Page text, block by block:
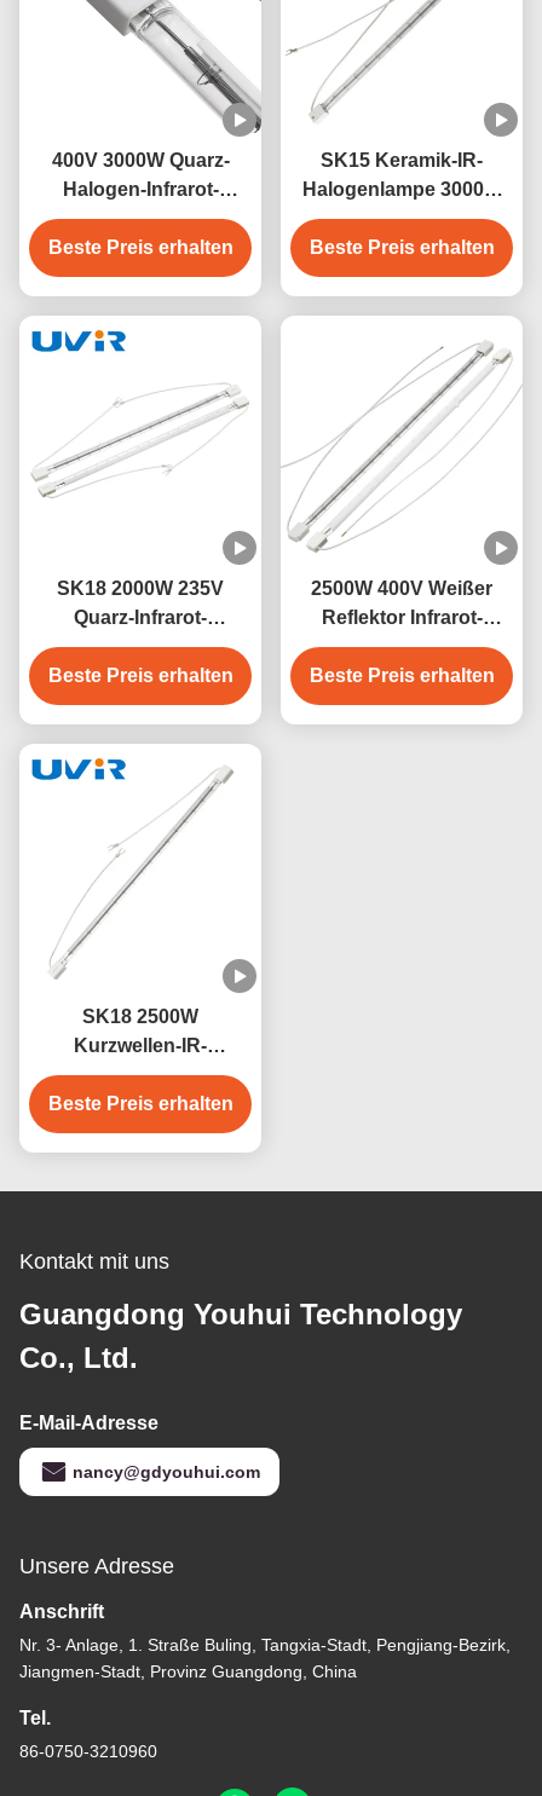
400V 3000W Quarz-
Halogen-Infrarot-
Heizlampe mit SK15-
Basis
Beste Preis erhalten
SK15 Keramik-IR-
Halogenlampe 3000W
400V für
Industrieheizung
Beste Preis erhalten
SK18 2000W 235V
Quarz-Infrarot-
Heizlampe für
industrielle Trocknung
Beste Preis erhalten
2500W 400V Weißer
Reflektor Infrarot-
Heizstrahler für
Blasmaschinen
Beste Preis erhalten
SK18 2500W
Kurzwellen-IR-
Halogenwärmelampe
235V
Beste Preis erhalten
Kontakt mit uns
Guangdong Youhui Technology
Co., Ltd.
E-Mail-Adresse
nancy@gdyouhui.com
Unsere Adresse
Anschrift
Nr. 3- Anlage, 1. Straße Buling, Tangxia-Stadt, Pengjiang-Bezirk,
Jiangmen-Stadt, Provinz Guangdong, China
Tel.
86-0750-3210960